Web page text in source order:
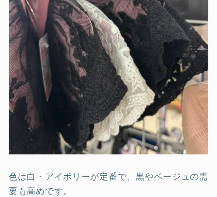
色は白・アイボリーが定番で、黒やベージュの需
要も高めです。